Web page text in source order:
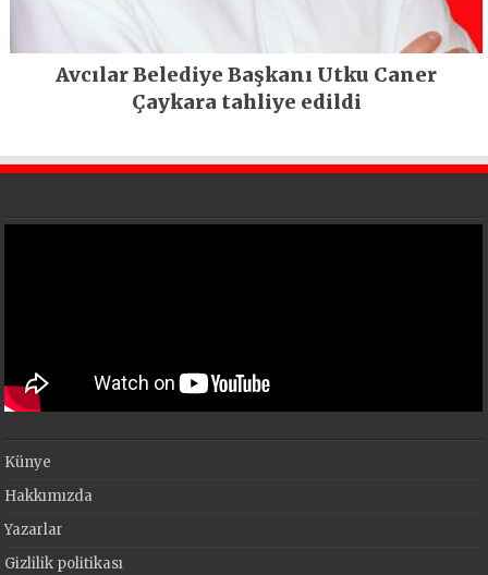
Avcılar Belediye Başkanı Utku Caner
Çaykara tahliye edildi
Künye
Hakkımızda
Yazarlar
Gizlilik politikası